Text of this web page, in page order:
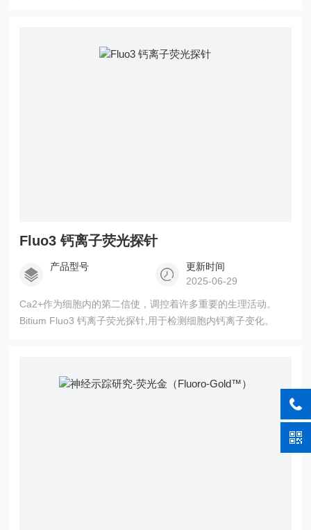
Fluo3 钙离子荧光探针
产品型号
更新时间
2025-06-29
Ca2+作为细胞内的第二信使，调控着许多重要的生理活动。
Bitium Fluo3 钙离子荧光探针,用于检测细胞内钙离子变化。